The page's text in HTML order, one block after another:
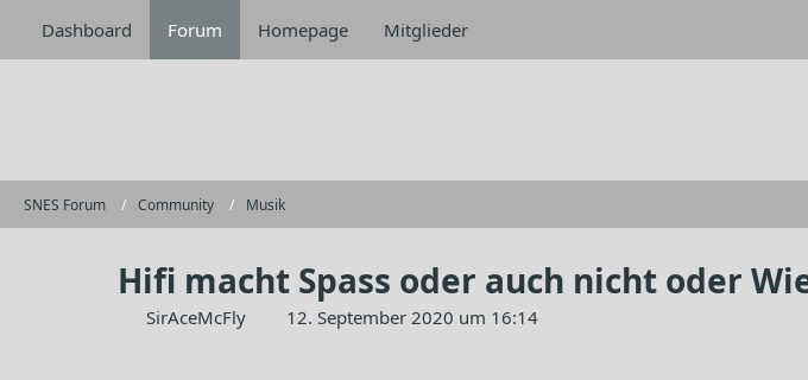
Dashboard Forum Homepage Mitglieder
SNES Forum Community Musik
Hifi macht Spass oder auch nicht oder
SirAceMcFly 12. September 2020 um 16:14